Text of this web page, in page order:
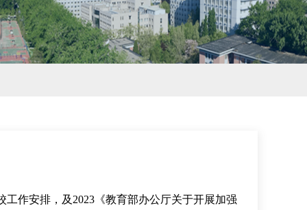
作安排，及2023《教育部办公厅关于开展加强